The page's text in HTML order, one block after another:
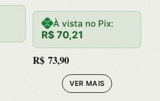
O MANGA
DO FILME
À vista no Pix:
R$ 70,21
R$ 73,90
VER MAIS